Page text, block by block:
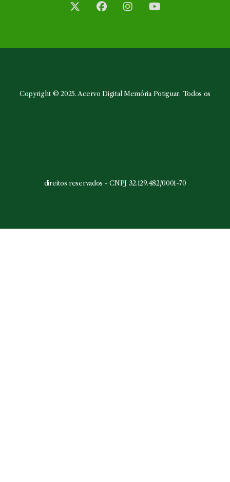
uma
uma
uma
uma
Copyright © 2025. Acervo Digital Memória Potiguar. Todos os
direitos reservados - CNPJ 32.129.482/0001-70